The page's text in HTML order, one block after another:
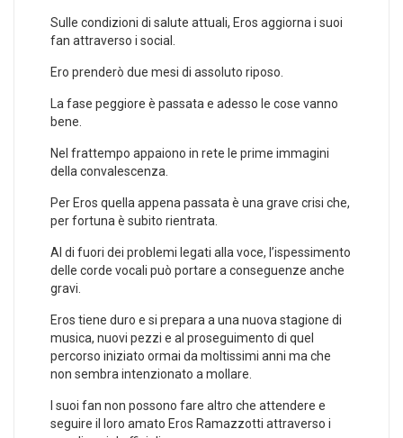
Sulle condizioni di salute attuali, Eros aggiorna i suoi
fan attraverso i social.
Ero prenderò due mesi di assoluto riposo.
La fase peggiore è passata e adesso le cose vanno
bene.
Nel frattempo appaiono in rete le prime immagini
della convalescenza.
Per Eros quella appena passata è una grave crisi che,
per fortuna è subito rientrata.
Al di fuori dei problemi legati alla voce, l’ispessimento
delle corde vocali può portare a conseguenze anche
gravi.
Eros tiene duro e si prepara a una nuova stagione di
musica, nuovi pezzi e al proseguimento di quel
percorso iniziato ormai da moltissimi anni ma che
non sembra intenzionato a mollare.
I suoi fan non possono fare altro che attendere e
seguire il loro amato Eros Ramazzotti attraverso i